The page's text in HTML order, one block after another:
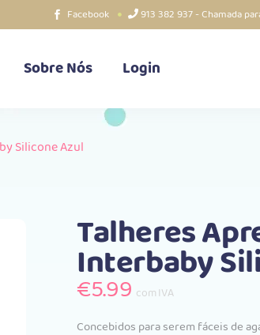
Facebook 913 382 937 - Chamada
Sobre Nós Login
Silicone Azul
Talheres
Interbaby
€5.99 com IVA
Concebidos para serem fáceis de